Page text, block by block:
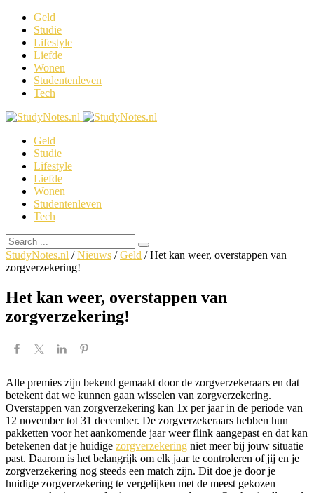
Geld
Studie
Lifestyle
Liefde
Wonen
Studentenleven
Tech
Geld
Studie
Lifestyle
Liefde
Wonen
Studentenleven
Tech
StudyNotes.nl /Nieuws /Geld /Het kan weer, overstappen van
zorgverzekering!
Het kan weer, overstappen van
zorgverzekering!
Alle premies zijn bekend gemaakt door de zorgverzekeraars en dat
betekent dat we kunnen gaan wisselen van zorgverzekering.
Overstappen van zorgverzekering kan 1x per jaar in de periode van
12 november tot 31 december. De zorgverzekeraars hebben hun
pakketten voor het aankomende jaar weer flink aangepast en dat kan
betekenen dat je huidige zorgverzekering niet meer bij jouw situatie
past. Daarom is het belangrijk om elk jaar te controleren of jij en je
zorgverzekering nog steeds een match zijn. Dit doe je door je
huidige zorgverzekering te vergelijken met de meest gekozen